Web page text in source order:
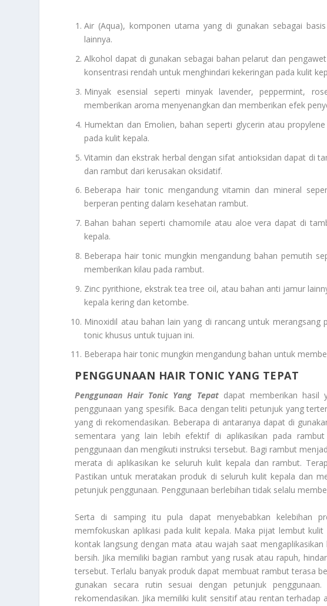
Air (Aqua), komponen utama yang di gunakan sebagai
lainnya.
Alkohol dapat di gunakan sebagai bahan pelarut dan
konsentrasi rendah untuk menghindari kekeringan pada kulit
Minyak esensial seperti minyak lavender, peppermint,
memberikan aroma menyenangkan dan memberikan efek
Humektan dan Emolien, bahan seperti glycerin atau
pada kulit kepala.
Vitamin dan ekstrak herbal dengan sifat antioksidan dapat di
dan rambut dari kerusakan oksidatif.
Beberapa hair tonic mengandung vitamin dan mineral
berperan penting dalam kesehatan rambut.
Bahan bahan seperti chamomile atau aloe vera dapat di
kepala.
Beberapa hair tonic mungkin mengandung bahan pemutih
memberikan kilau pada rambut.
Zinc pyrithione, ekstrak tea tree oil, atau bahan anti jamur
kepala kering dan ketombe.
Minoxidil atau bahan lain yang di rancang untuk
tonic khusus untuk tujuan ini.
Beberapa hair tonic mungkin mengandung bahan untuk
PENGGUNAAN HAIR TONIC YANG TEPAT
Penggunaan Hair Tonic Yang Tepatdapat memberikan hasil
penggunaan yang spesifik. Baca dengan teliti petunjuk yang
yang di rekomendasikan. Beberapa di antaranya dapat di
sementara yang lain lebih efektif di aplikasikan pada
penggunaan dan mengikuti instruksi tersebut. Bagi rambut
merata di aplikasikan ke seluruh kulit kepala dan rambut.
Pastikan untuk meratakan produk di seluruh kulit kepala dan
petunjuk penggunaan. Penggunaan berlebihan tidak selalu
Serta di samping itu pula dapat menyebabkan kelebihan
memfokuskan aplikasi pada kulit kepala. Maka pijat lembut
kontak langsung dengan mata atau wajah saat
bersih. Jika memiliki bagian rambut yang rusak atau rapuh,
tersebut. Terlalu banyak produk dapat membuat rambut terasa
gunakan secara rutin sesuai dengan petunjuk
rekomendasikan. Jika memiliki kulit sensitif atau rentan